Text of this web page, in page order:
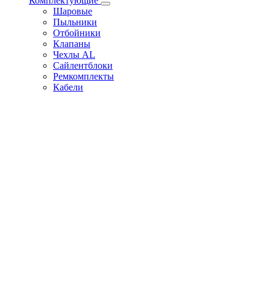
Шаровые
Пыльники
Отбойники
Клапаны
Чехлы AL
Сайлентблоки
Ремкомплекты
Кабели